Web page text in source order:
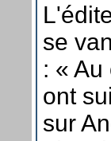
se
: «
ont
sur